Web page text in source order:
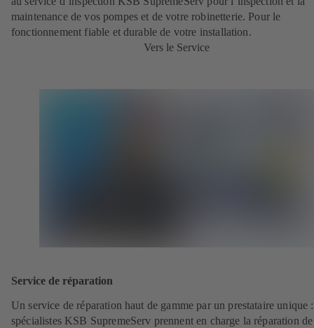
maintenance de vos pompes et de votre robinetterie. Pour le
fonctionnement fiable et durable de votre installation.
Vers le Service
Service de réparation
Un service de réparation haut de gamme par un prestataire unique
spécialistes KSB SupremeServ prennent en charge la réparation